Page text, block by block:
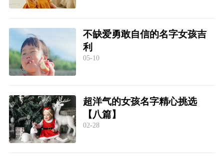
不缺爱勇敢自信的名字女孩吉
利
05-10
超洋气的女孩名字精心挑选
【八篇】
02-28